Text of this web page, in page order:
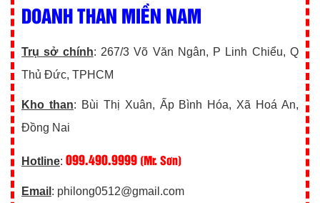
DOANH THAN MIỀN NAM
Trụ sở chính: 267/3 Võ Văn Ngân, P Linh Chiểu, Q
Thủ Đức, TPHCM
Kho than: Bùi Thị Xuân, Ấp Bình Hóa, Xã Hoá An,
Đồng Nai
Hotline: 099.490.9999 (Mr. Sơn)
Email : philong0512@gmail.com